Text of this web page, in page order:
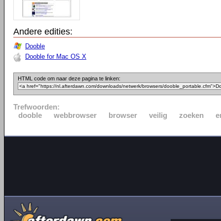
Andere edities:
Dooble
Dooble for Mac OS X
HTML code om naar deze pagina te linken:
Trefwoorden:
dooble
webbrowser browser veilig zoeken